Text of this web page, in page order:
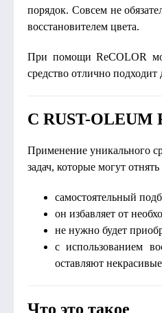
порядок. Совсем не
восстановителем цвета.
При помощи ReCOLOR
средство отлично подходит
С RUST-OLEUM
Применение уникального
задач, которые могут
самостоятельный
он избавляет от
не нужно будет
с использованием
оставляют
Что это такое